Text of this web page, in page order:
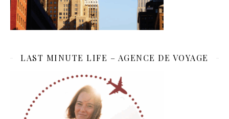
LAST MINUTE LIFE – AGENCE DE VOYAGE